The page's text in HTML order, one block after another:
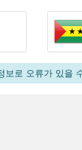
보로 오류가 있을